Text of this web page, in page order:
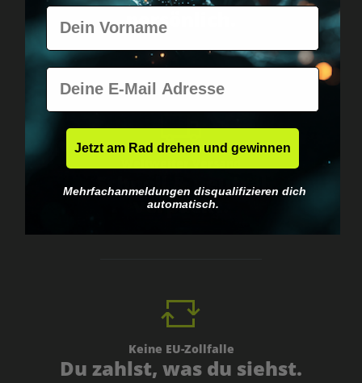
persönlich.
Schnell & neutral
verpackt.
Keine EU-Zollfalle
Du zahlst, was du siehst.
Vorname
E-Mail
Jetzt am Rad drehen und gewinnen
Mehrfachanmeldungen disqualifizieren dich
automatisch.